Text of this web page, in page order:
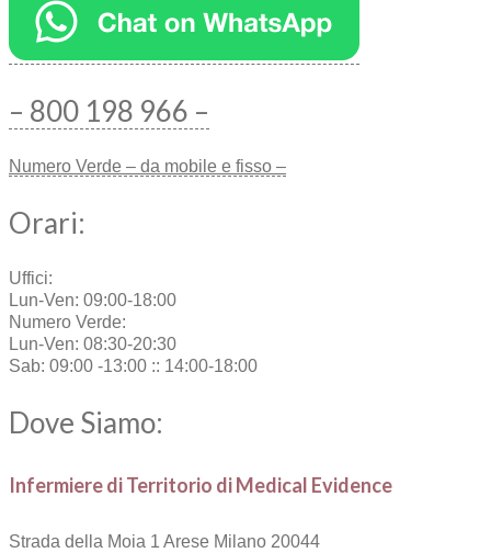
– 800 198 966 –
Numero Verde – da mobile e fisso –
Orari:
Uffici:
Lun-Ven: 09:00-18:00
Numero Verde:
Lun-Ven: 08:30-20:30
Sab: 09:00 -13:00 :: 14:00-18:00
Dove Siamo:
Infermiere di Territorio di Medical Evidence
Strada della Moia 1 Arese Milano 20044